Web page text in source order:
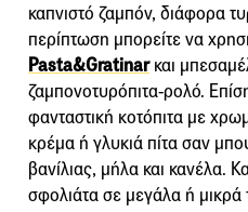
καπνιστό ζαμπόν, διάφορα
περίπτωση μπορείτε να
Pasta&Gratinar και
ζαμπονοτυρόπιτα-ρολό.
φανταστική κοτόπιτα με
κρέμα ή γλυκιά πίτα σαν
βανίλιας, μήλα και κανέλα.
σφολιάτα σε μεγάλα ή μικρά